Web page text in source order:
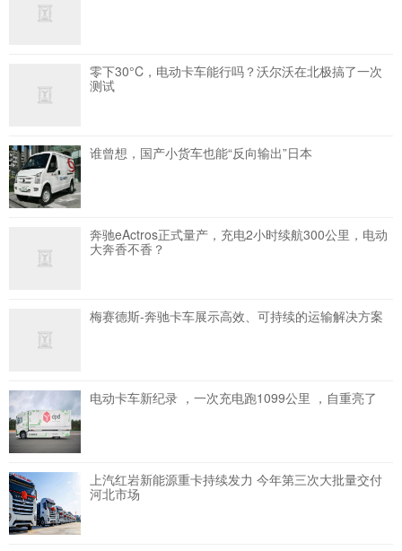
零下30°C，电动卡车能行吗？沃尔沃在北极搞了一次
测试
谁曾想，国产小货车也能“反向输出”日本
奔驰eActros正式量产，充电2小时续航300公里，电动
大奔香不香？
梅赛德斯-奔驰卡车展示高效、可持续的运输解决方案
电动卡车新纪录 ，一次充电跑1099公里 ，自重亮了
上汽红岩新能源重卡持续发力 今年第三次大批量交付
河北市场